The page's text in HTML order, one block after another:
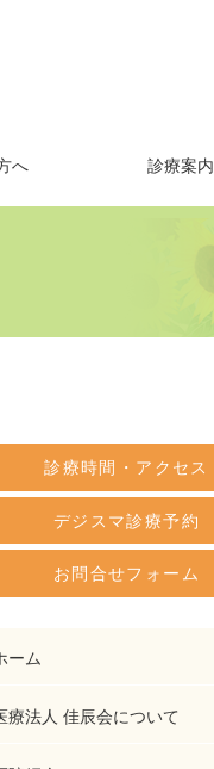
診療時間・アクセス
デジスマ診療予約
お問合せフォーム
ーム
療法人 佳辰会について
へ 診療案内